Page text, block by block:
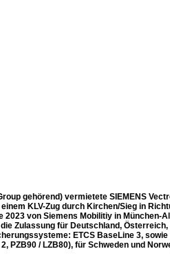
gehörend) vermietete SIEMENS
KLV-Zug durch Kirchen/Sieg in
2023 von Siemens Mobilitiy in
Zulassung für Deutschland, Österreich,
ETCS BaseLine 3,
PZB90 / LZB80), für Schweden und